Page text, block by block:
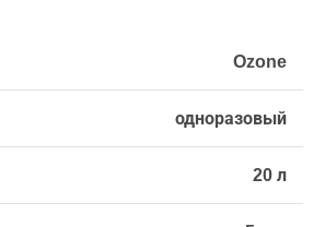
Ozone
одноразовый
20 л